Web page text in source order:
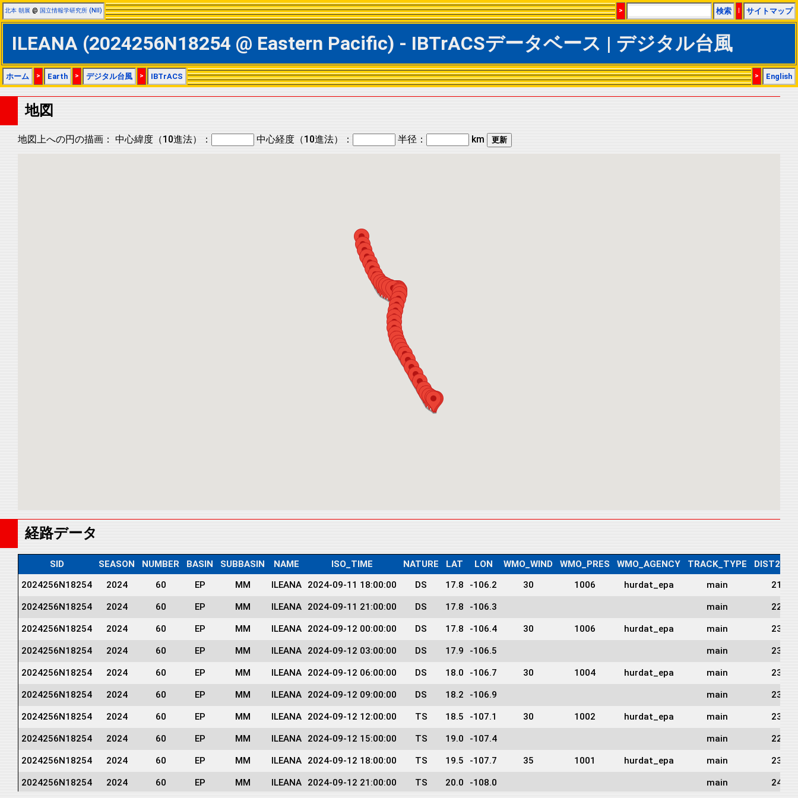
北本 朝展 @ 国立情報学研究所 (NII) > 検索 | サイトマップ
ILEANA (2024256N18254 @ Eastern Pacific) - IBTrACSデータベース | デジタル台風
ホーム > Earth > デジタル台風 > IBTrACS > English
地図
地図上への円の描画： 中心緯度（10進法）： 中心経度（10進法）： 半径： km
経路データ
SID SEASON NUMBER BASIN SUBBASIN NAME ISO_TIME NATURE LAT LON WMO_WIND WMO_PRES WMO_AGENCY TRACK_TYPE
2024256N18254
2024 60 EP MM ILEANA 2024-09-11 18:00:00 DS 17.8 -106.2 30 1006 hurdat_epa main 215
2024256N18254 2024 60 EP MM ILEANA 2024-09-11 21:00:00 DS 17.8 -106.3 main 222
2024256N18254 2024 60 EP MM ILEANA 2024-09-12 00:00:00 DS 17.8 -106.4 30 1006 hurdat_epa main 230
2024256N18254 2024 60 EP MM ILEANA 2024-09-12 03:00:00 DS 17.9 -106.5 main 230
2024256N18254 2024 60 EP MM ILEANA 2024-09-12 06:00:00 DS 18.0 -106.7 30 1004 hurdat_epa main 237
2024256N18254 2024 60 EP MM ILEANA 2024-09-12 09:00:00 DS 18.2 -106.9 main 237
2024256N18254 2024 60 EP MM ILEANA 2024-09-12 12:00:00 TS 18.5 -107.1 30 1002 hurdat_epa main 231
2024256N18254 2024 60 EP MM ILEANA 2024-09-12 15:00:00 TS 19.0 -107.4 main 228
2024256N18254 2024 60 EP MM ILEANA 2024-09-12 18:00:00 TS 19.5 -107.7 35 1001 hurdat_epa main 232
2024256N18254 2024 60 EP MM ILEANA 2024-09-12 21:00:00 TS 20.0 -108.0 main 244